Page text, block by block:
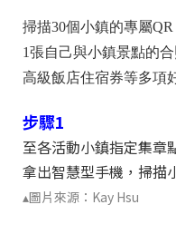
掃描30個小鎮的專屬
1張自己與小鎮景點的
高級飯店住宿券等多項
步驟1
至各活動小鎮指定集章
拿出智慧型手機，掃描
▴圖片來源：Kay Hsu